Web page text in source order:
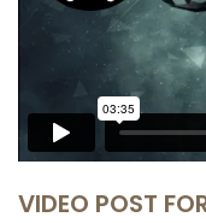
VIDEO POST